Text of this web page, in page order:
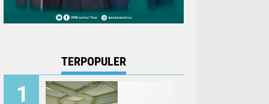
TERPOPULER